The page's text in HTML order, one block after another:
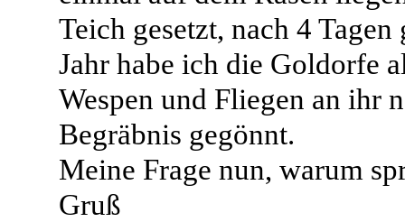
Teich gesetzt, nach 4
Jahr habe ich die Goldorfe
Wespen und Fliegen an ihr
Begräbnis gegönnt.
Meine Frage nun, warum
Gruß